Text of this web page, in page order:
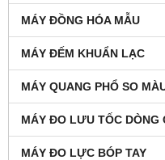
MÁY ĐỒNG HÓA MẪU
MÁY ĐẾM KHUẨN LẠC
MÁY QUANG PHỔ SO
MÁY ĐO LƯU TỐC DÒNG
MÁY ĐO LỰC BÓP TAY